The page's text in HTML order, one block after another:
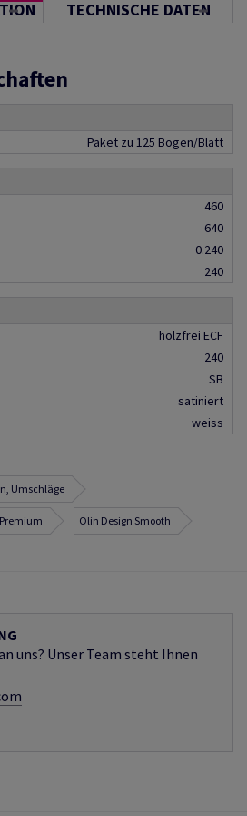
TECHNISCHE DATEN
Paket zu 125 Bogen/Blatt
460
640
0.240
240
holzfrei ECF
240
SB
satiniert
weiss
Umschläge
Premium Olin Design Smooth
uns? Unser Team steht Ihnen